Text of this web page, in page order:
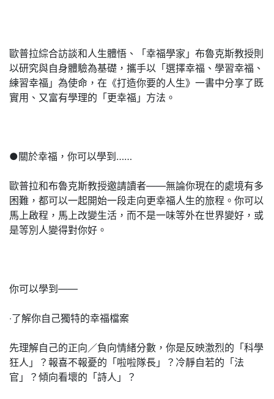
歐普拉綜合訪談和人生體悟、「幸福學家」布魯克斯教授則
以研究與自身體驗為基礎，攜手以「選擇幸福、學習幸福、
練習幸福」為使命，在《打造你要的人生》一書中分享了既
實用、又富有學理的「更幸福」方法。
●關於幸福，你可以學到……
歐普拉和布魯克斯教授邀請讀者——無論你現在的處境有多
困難，都可以一起開始一段走向更幸福人生的旅程。你可以
馬上啟程，馬上改變生活，而不是一味等外在世界變好，或
是等別人變得對你好。
你可以學到——
‧了解你自己獨特的幸福檔案
先理解自己的正向／負向情緒分數，你是反映激烈的「科學
狂人」？報喜不報憂的「啦啦隊長」？冷靜自若的「法
官」？傾向看壞的「詩人」？